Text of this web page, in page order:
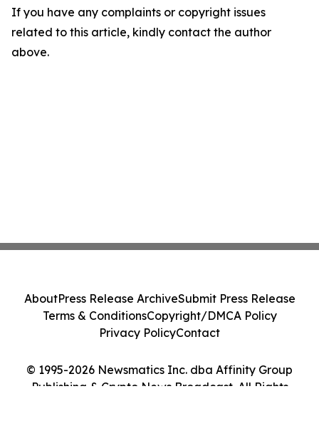
If you have any complaints or copyright issues
related to this article, kindly contact the author
above.
© 1995-2026 Newsmatics Inc. dba Affinity Group
Publishing & Crypto News Broadcast. All Rights
AboutPress Release ArchiveSubmit Press Release
Terms & ConditionsCopyright/DMCA Policy
Privacy PolicyContact